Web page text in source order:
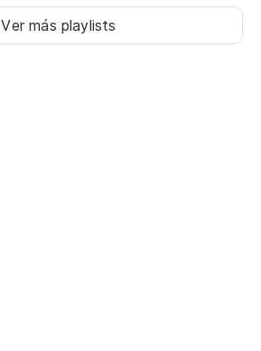
Ver más playlists